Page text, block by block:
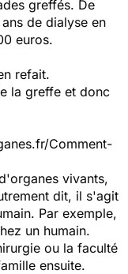
greffés. De
de dialyse en
euros.
refait.
la greffe et donc
Comment-
vivants,
dit, il s'agit
Par exemple,
un humain.
ou la faculté
ensuite.